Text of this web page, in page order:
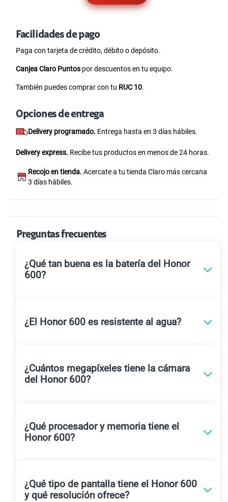
Facilidades de pago
Paga con tarjeta de crédito, débito o depósito.
Canjea Claro Puntos por descuentos en tu equipo.
También puedes comprar con tu RUC 10.
Opciones de entrega
Delivery programado. Entrega hasta en 3 días hábiles.
Delivery express. Recibe tus productos en menos de 24 horas.
Recojo en tienda. Acercate a tu tienda Claro más cercana
3 días hábiles.
Preguntas frecuentes
¿Qué tan buena es la batería del Honor
600?
¿El Honor 600 es resistente al agua?
¿Cuántos megapíxeles tiene la cámara
del Honor 600?
¿Qué procesador y memoria tiene el
Honor 600?
¿Qué tipo de pantalla tiene el Honor 600
y qué resolución ofrece?